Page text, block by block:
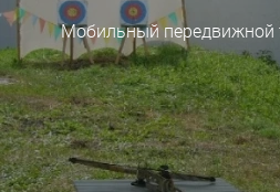
Мобильный передвижной